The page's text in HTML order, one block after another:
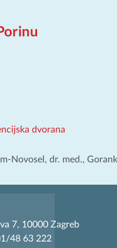
dvorana
Novosel, dr. med.,
7, 10000 Zagreb
48 63 222